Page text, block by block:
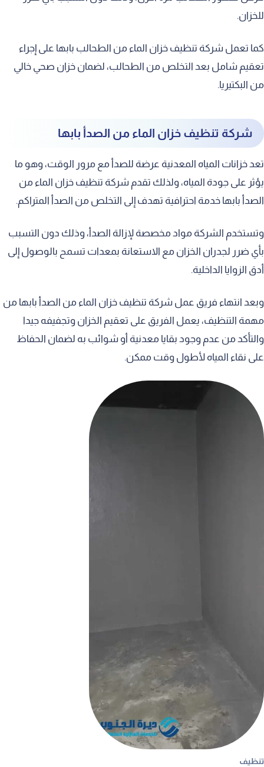
للخزان.
كما تعمل شركة تنظيف خزان الماء من الطحالب بابها على إجراء
تعقيم شامل بعد التخلص من الطحالب، لضمان خزان صحي خالي
من البكتيريا.
شركة تنظيف خزان الماء من الصدأ بابها
تعد خزانات المياه المعدنية عرضة للصدأ مع مرور الوقت، وهو ما
يؤثر على جودة المياه، ولذلك تقدم شركة تنظيف خزان الماء من
الصدأ بابها خدمة احترافية تهدف إلى التخلص من الصدأ المتراكم.
وتستخدم الشركة مواد مخصصة لإزالة الصدأ، وذلك دون التسبب
بأي ضرر لجدران الخزان مع الاستعانة بمعدات تسمح بالوصول إلى
أدق الزوايا الداخلية.
وبعد انتهاء فريق عمل شركة تنظيف خزان الماء من الصدأ بابها من
مهمة التنظيف، يعمل الفريق على تعقيم الخزان وتجفيفه جيدا
والتأكد من عدم وجود بقايا معدنية أو شوائب به لضمان الحفاظ
على نقاء المياه لأطول وقت ممكن.
تنظيف